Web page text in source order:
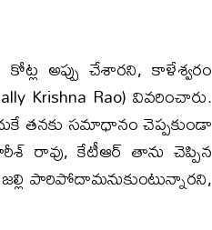
అప్పు చేశారని, కాళేశ్వరం
Krishna Rao) వివరించారు.
తనకు సమాధానం చెప్పకుండా
రావు, కేటీఆర్ తాను చెప్పిన
జల్లి పారిపోదామనుకుంటున్నారని,